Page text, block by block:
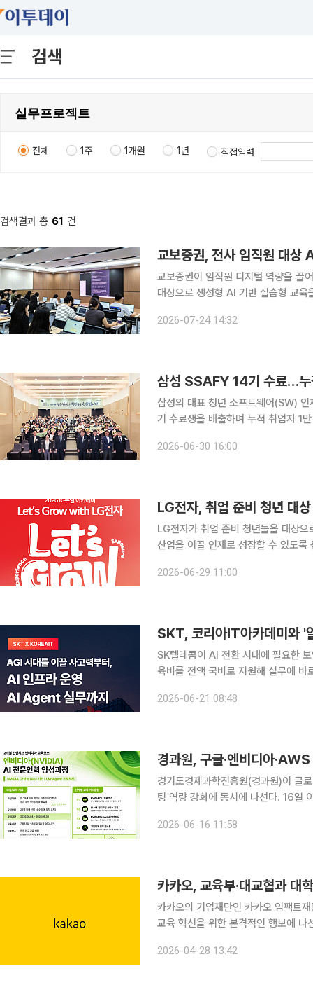
검색
전체 1주 1개월 1년 직접입력
검색결과 총 61 건
교보증권, 전사 임직원 대상
교보증권이 임직원 디지털 역량을 끌어올리며
대상으로 생성형 AI 기반 실습형 교육을 한다고 24일 밝혔
램은 11월까지 체계적인 단계별 로드
2026-07-24 14:32
삼성 SSAFY 14기 수료…
삼성의 대표 청년 소프트웨어(SW)
기 수료생을 배출하며 누적 취업자 1만 명 달성을 눈앞에
의힘 의원, 류석영 카이스트 전산학부
2026-06-30 16:00
LG전자가 취업 준비 청년들을 대상
산업을 이끌 인재로 성장할 수 있도
가 국내 기업들과 함께 추진하는 청년
2026-06-29 11:00
SKT, 코리아IT아카데미와 '
SK텔레콤이 AI 전환 시대에 필요한
육비를 전액 국비로 지원해 실무에 바로
재 양성을 위한 ‘알레프(ALEPH)’를
2026-06-21 08:48
경과원, 구글·엔비디아
경기도경제과학진흥원(경과원)이 글
팅 역량 강화에 동시에 나선다. 16일 이투데이 취재를 종합하면, 경과원은 'AI전문인력양성사업' 교
한다고 밝혔다. AI 전문인력
2026-06-16 11:58
카카오의 기업재단인 카카오 임팩트
교육 혁신을 위한 본격적인 행보에 나선다. 카카오 임팩트재단은 28일 오후 카카오 판
석한 가운데 ‘대학 인공지능
2026-04-28 13:42